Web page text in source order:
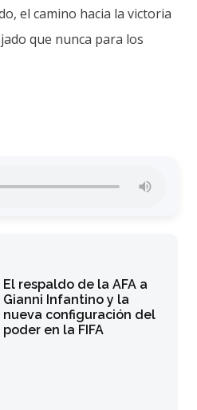
el camino hacia la victoria
que nunca para los
El respaldo de la AFA a
Gianni Infantino y la
nueva configuración del
poder en la FIFA